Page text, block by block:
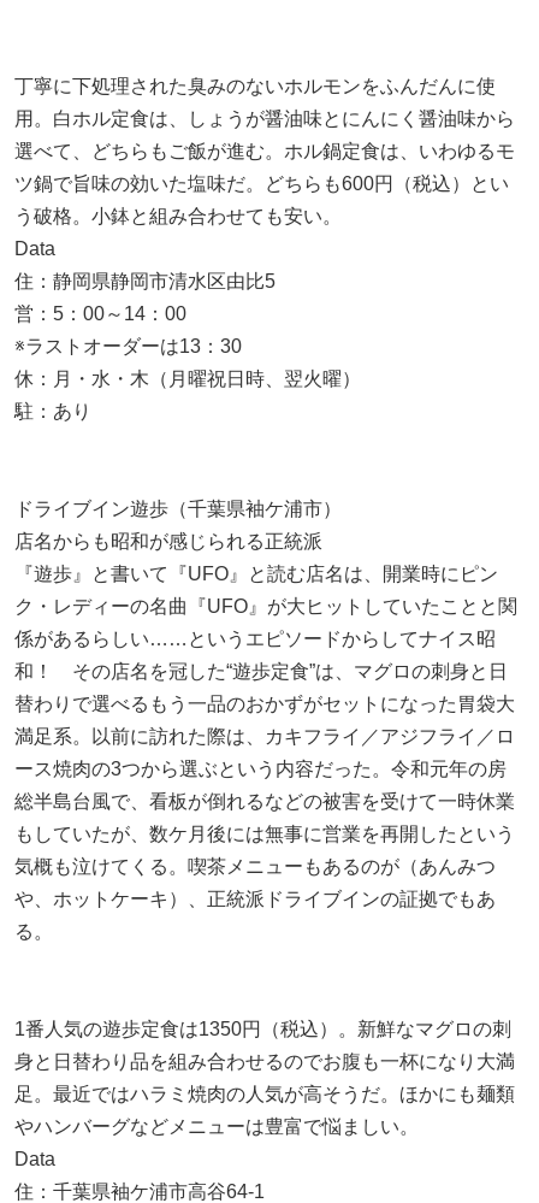
丁寧に下処理された臭みのないホルモンをふんだんに使
用。白ホル定食は、しょうが醤油味とにんにく醤油味から
選べて、どちらもご飯が進む。ホル鍋定食は、いわゆるモ
ツ鍋で旨味の効いた塩味だ。どちらも600円（税込）とい
う破格。小鉢と組み合わせても安い。
Data
住：静岡県静岡市清水区由比5
営：5：00～14：00
※ラストオーダーは13：30
休：月・水・木（月曜祝日時、翌火曜）
駐：あり
ドライブイン遊歩（千葉県袖ケ浦市）
店名からも昭和が感じられる正統派
『遊歩』と書いて『UFO』と読む店名は、開業時にピン
ク・レディーの名曲『UFO』が大ヒットしていたことと関
係があるらしい……というエピソードからしてナイス昭
和！ その店名を冠した“遊歩定食”は、マグロの刺身と日
替わりで選べるもう一品のおかずがセットになった胃袋大
満足系。以前に訪れた際は、カキフライ／アジフライ／ロ
ース焼肉の3つから選ぶという内容だった。令和元年の房
総半島台風で、看板が倒れるなどの被害を受けて一時休業
もしていたが、数ケ月後には無事に営業を再開したという
気概も泣けてくる。喫茶メニューもあるのが（あんみつ
や、ホットケーキ）、正統派ドライブインの証拠でもあ
る。
1番人気の遊歩定食は1350円（税込）。新鮮なマグロの刺
身と日替わり品を組み合わせるのでお腹も一杯になり大満
足。最近ではハラミ焼肉の人気が高そうだ。ほかにも麺類
やハンバーグなどメニューは豊富で悩ましい。
Data
住：千葉県袖ケ浦市高谷64-1